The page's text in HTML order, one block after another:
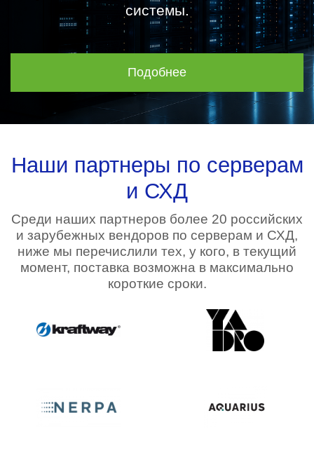
системы.
Подобнее
Наши партнеры по серверам
и СХД
Среди наших партнеров более 20 российских
и зарубежных вендоров по серверам и СХД,
ниже мы перечислили тех, у кого, в текущий
момент, поставка возможна в максимально
короткие сроки.